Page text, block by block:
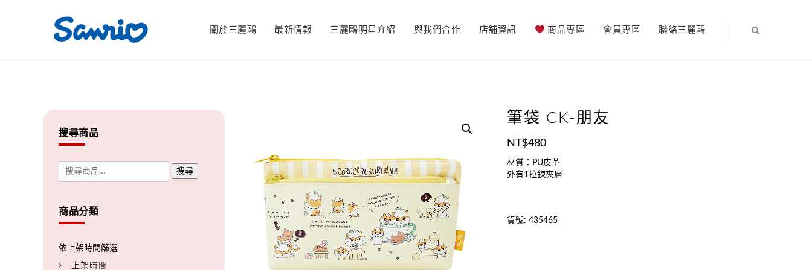
關於三麗鷗 最新情報 三麗鷗明星介紹 與我們合作 店舖資訊 商品專區 會員專區 聯絡三麗鷗
筆袋 CK-朋友
NT$480
材質：PU皮革
外有1拉鍊夾層
貨號:435465
搜尋商品
搜尋
商品分類
上架時間